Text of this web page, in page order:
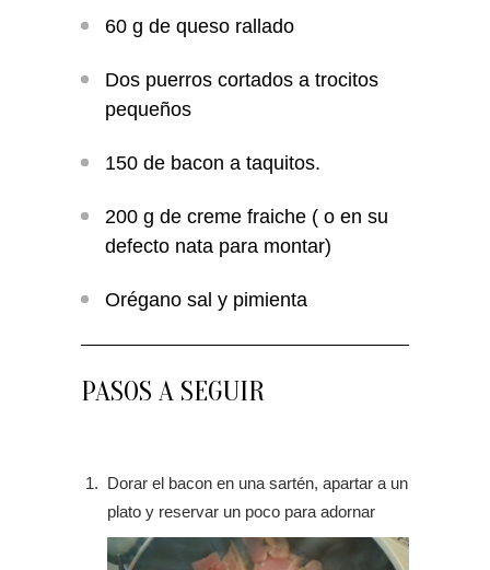
60 g de queso rallado
Dos puerros cortados a trocitos
pequeños
150 de bacon a taquitos.
200 g de creme fraiche ( o en su
defecto nata para montar)
Orégano sal y pimienta
PASOS A SEGUIR
Dorar el bacon en una sartén, apartar a un
plato y reservar un poco para adornar